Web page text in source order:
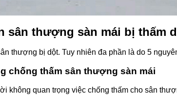
sân thượng sàn mái bị thấm
thượng bị dột. Tuy nhiên đa phần là do 5
chống thấm sân thượng sàn mái
không quan trọng việc chống thấm cho sân